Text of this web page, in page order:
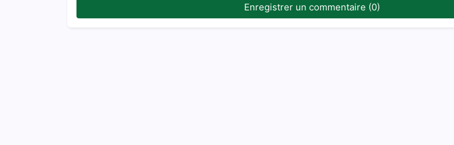
Enregistrer un commentaire (0)